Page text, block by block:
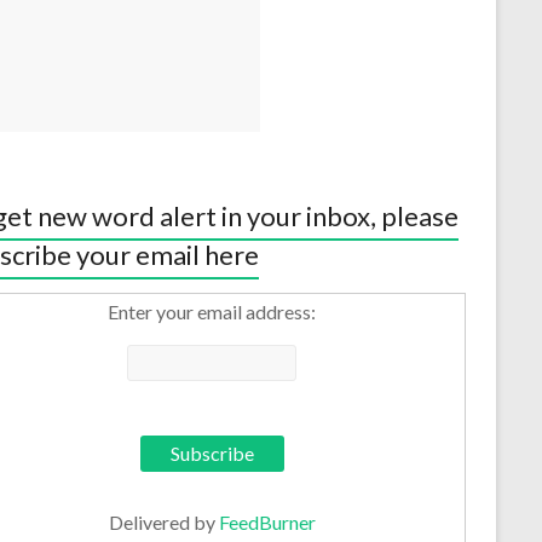
new word alert in your inbox, please
your email here
Enter your email address:
Delivered by FeedBurner